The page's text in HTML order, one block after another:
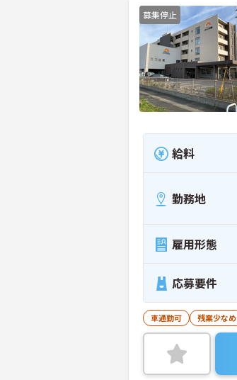
募集停止
給料
勤務地
雇用形態
応募要件
車通勤可 残業少なめ